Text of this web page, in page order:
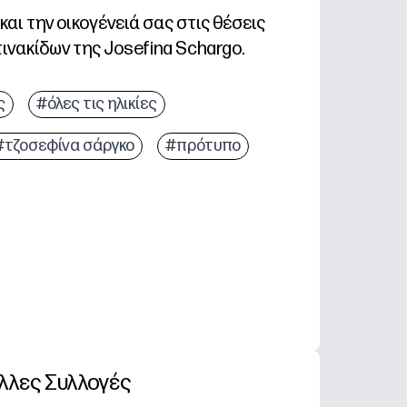
την οικογένειά σας στις θέσεις
της Josefina Schargo.
κατεβάστε, εκτυπώστε, κόψτε και διπλώστε.
- γράψτε κάθε όνομα για να αποφύγετε
η χαρούμενη τέχνη των Ευχαριστιών συνδέει το
συγκέντρωση - εκτυπώστε τον ακριβή αριθμό
#όλες τις ηλικίες
σάργκο #πρότυπο
Συλλογές